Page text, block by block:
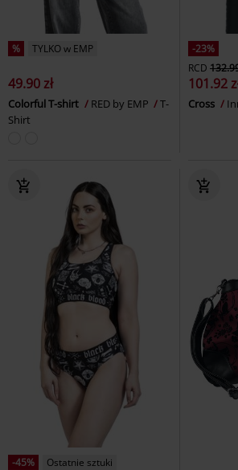
% TYLKO w EMP
49.90 zł
Colorful T-shirt RED by EMP
T-
Shirt
-23%
RCD
101.92
Cross
-45%
Ostatnie sztuki